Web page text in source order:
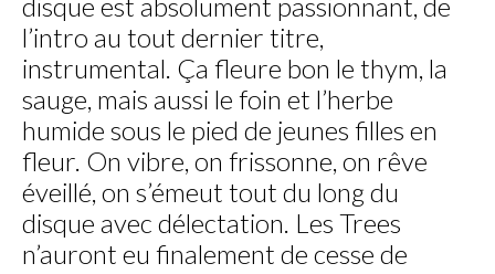
l’intro au tout dernier titre,
instrumental. Ça fleure bon le thym, la
sauge, mais aussi le foin et l’herbe
humide sous le pied de jeunes filles en
fleur. On vibre, on frissonne, on rêve
éveillé, on s’émeut tout du long du
disque avec délectation. Les Trees
n’auront eu finalement de cesse de